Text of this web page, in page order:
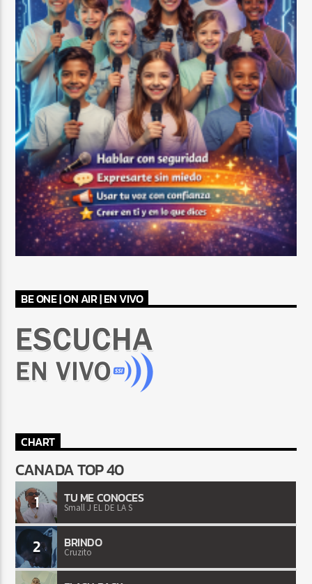
BE ONE | ON AIR | EN VIVO
CHART
CANADA TOP 40
1 TU ME CONOCES
Small J EL DE LA S
2 BRINDO
Cruzito